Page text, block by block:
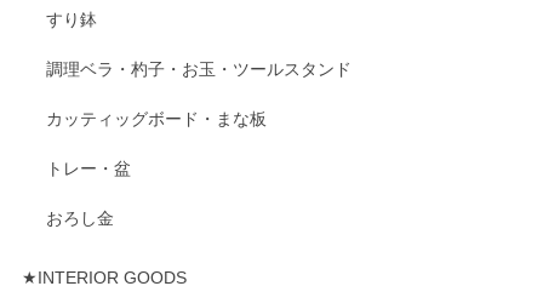
すり鉢
調理ベラ・杓子・お玉・ツールスタンド
カッティッグボード・まな板
トレー・盆
おろし金
★INTERIOR GOODS